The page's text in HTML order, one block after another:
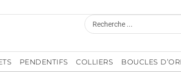
PENDENTIFS COLLIERS BOUCLES